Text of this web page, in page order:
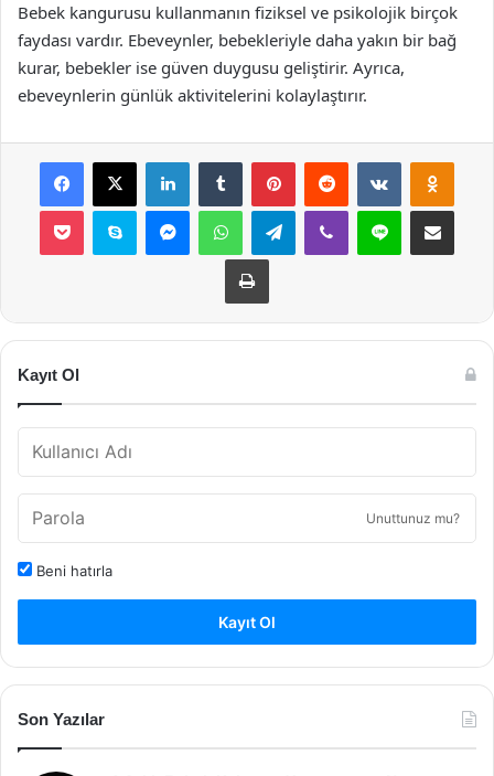
Bebek kangurusu kullanmanın fiziksel ve psikolojik birçok
faydası vardır. Ebeveynler, bebekleriyle daha yakın bir bağ
kurar, bebekler ise güven duygusu geliştirir. Ayrıca,
ebeveynlerin günlük aktivitelerini kolaylaştırır.
Facebook
X LinkedInTumblr PinterestReddit VKontakte
Pocket Skype MessengerWhatsAppTelegramViber Line E-Posta ile
Yazdır
Kayıt Ol
Unuttunuz mu?
Beni hatırla
Kayıt Ol
Son Yazılar